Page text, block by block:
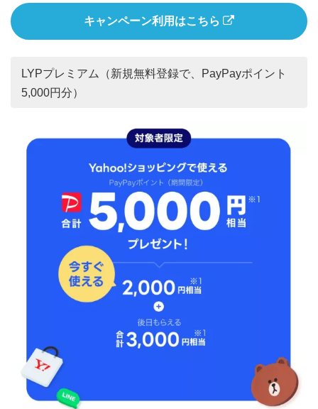
キャンペーン利用はこちら
LYPプレミアム（新規無料登録で、PayPayポイント
5,000円分）